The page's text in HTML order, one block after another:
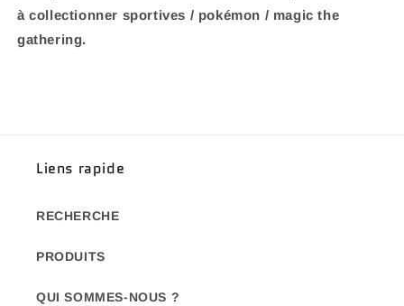
à collectionner sportives / pokémon / magic the
gathering.
Liens rapide
RECHERCHE
PRODUITS
QUI SOMMES-NOUS ?